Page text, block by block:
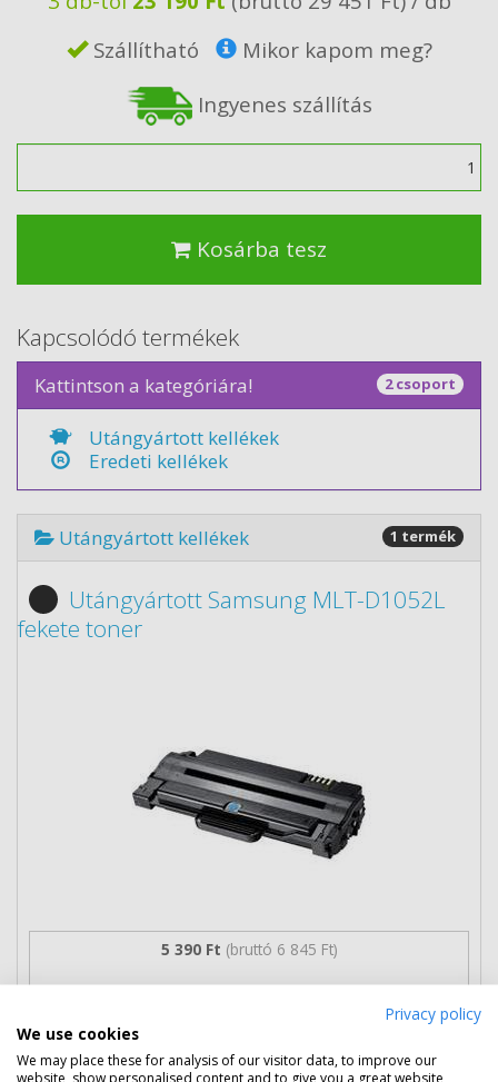
Szállítható
Mikor kapom meg?
Ingyenes szállítás
Kosárba tesz
Kapcsolódó termékek
Kattintson a kategóriára! 2 csoport
Utángyártott kellékek
Eredeti kellékek
Utángyártott kellékek 1 termék
Utángyártott Samsung MLT-D1052L
fekete toner
5 390 Ft (bruttó 6 845 Ft)
3 db-tól
Privacy policy
We use cookies
We may place these for analysis of our visitor data, to improve our
website, show personalised content and to give you a great website